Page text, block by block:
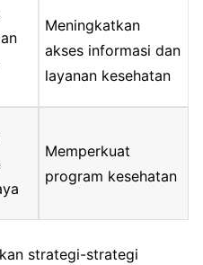
Meningkatkan
akses informasi dan
layanan kesehatan
Memperkuat
program kesehatan
strategi-strategi